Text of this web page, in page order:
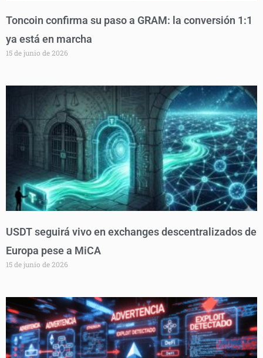
Toncoin confirma su paso a GRAM: la conversión 1:1
ya está en marcha
15 de junio de 2026
USDT seguirá vivo en exchanges descentralizados de
Europa pese a MiCA
15 de junio de 2026